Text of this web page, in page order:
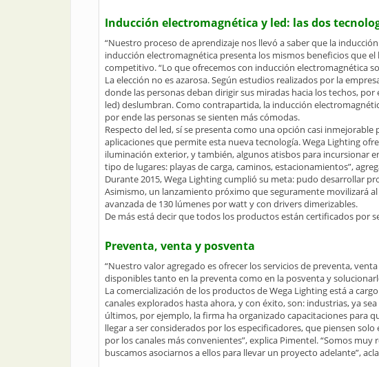
Inducción electromagnética y led: las dos
“Nuestro proceso de aprendizaje nos llevó a saber que la
inducción electromagnética presenta los mismos beneficios que
competitivo. “Lo que ofrecemos con inducción electromagnética
La elección no es azarosa. Según estudios realizados por la
donde las personas deban dirigir sus miradas hacia los techos,
led) deslumbran. Como contrapartida, la inducción
por ende las personas se sienten más cómodas.
Respecto del led, sí se presenta como una opción casi
aplicaciones que permite esta nueva tecnología. Wega Lighting
iluminación exterior, y también, algunos atisbos para incursionar
tipo de lugares: playas de carga, caminos, estacionamientos”,
Durante 2015, Wega Lighting cumplió su meta: pudo desarrollar
Asimismo, un lanzamiento próximo que seguramente movilizará
avanzada de 130 lúmenes por watt y con drivers dimerizables.
De más está decir que todos los productos están certificados por
Preventa, venta y posventa
“Nuestro valor agregado es ofrecer los servicios de preventa,
disponibles tanto en la preventa como en la posventa y
La comercialización de los productos de Wega Lighting está a
canales explorados hasta ahora, y con éxito, son: industrias, ya
últimos, por ejemplo, la firma ha organizado capacitaciones para
llegar a ser considerados por los especificadores, que piensen
por los canales más convenientes”, explica Pimentel. “Somos
buscamos asociarnos a ellos para llevar un proyecto adelante”,